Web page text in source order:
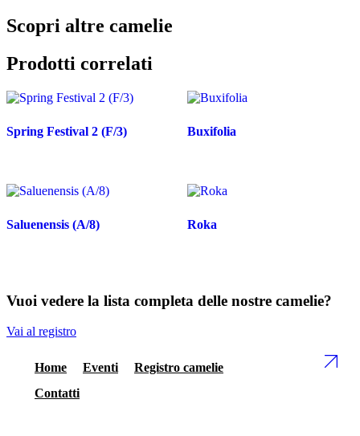
Scopri altre camelie
Prodotti correlati
Spring Festival 2 (F/3) Buxifolia
Saluenensis (A/8) Roka
Vuoi vedere la lista completa delle nostre camelie?
Vai al registro
Home Eventi
Registro camelie
Contatti